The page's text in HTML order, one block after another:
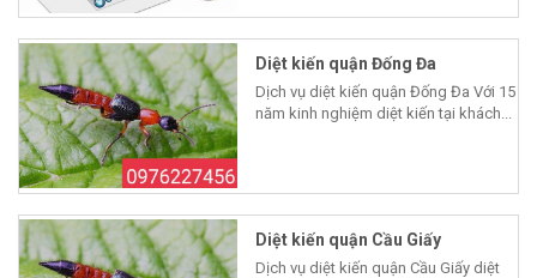
Diệt kiến quận Đống Đa
Dịch vụ diệt kiến quận Đống Đa Với 15
năm kinh nghiệm diệt kiến tại khách...
Diệt kiến quận Cầu Giấy
Dịch vụ diệt kiến quận Cầu Giấy diệt